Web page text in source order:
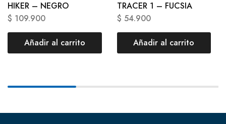
HIKER – NEGRO
$ 109.900
Añadir al carrito
TRACER 1 – FUCSIA
$ 54.900
Añadir al carrito